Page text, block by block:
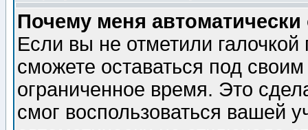
Почему меня автоматически
Если вы не отметили галочкой
сможете оставаться под
ограниченное время. Это
смог воспользоваться вашей